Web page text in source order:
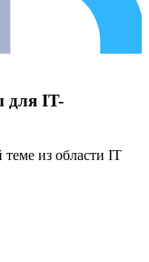
для IT-
из области IT